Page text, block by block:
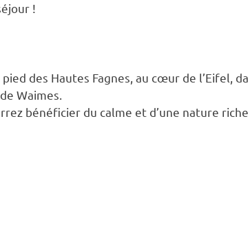
!
des Hautes Fagnes, au cœur de l’Eifel,
Waimes.
bénéficier du calme et d’une nature